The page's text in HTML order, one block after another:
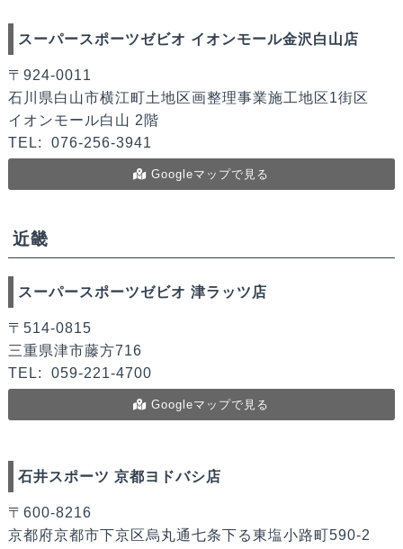
スーパースポーツゼビオ イオンモール金沢白山店
〒924-0011
石川県白山市横江町土地区画整理事業施工地区1街区
イオンモール白山 2階
TEL:
076-256-3941
Googleマップで見る
近畿
スーパースポーツゼビオ 津ラッツ店
〒514-0815
三重県津市藤方716
TEL:
059-221-4700
Googleマップで見る
石井スポーツ 京都ヨドバシ店
〒600-8216
京都府京都市下京区烏丸通七条下る東塩小路町590-2